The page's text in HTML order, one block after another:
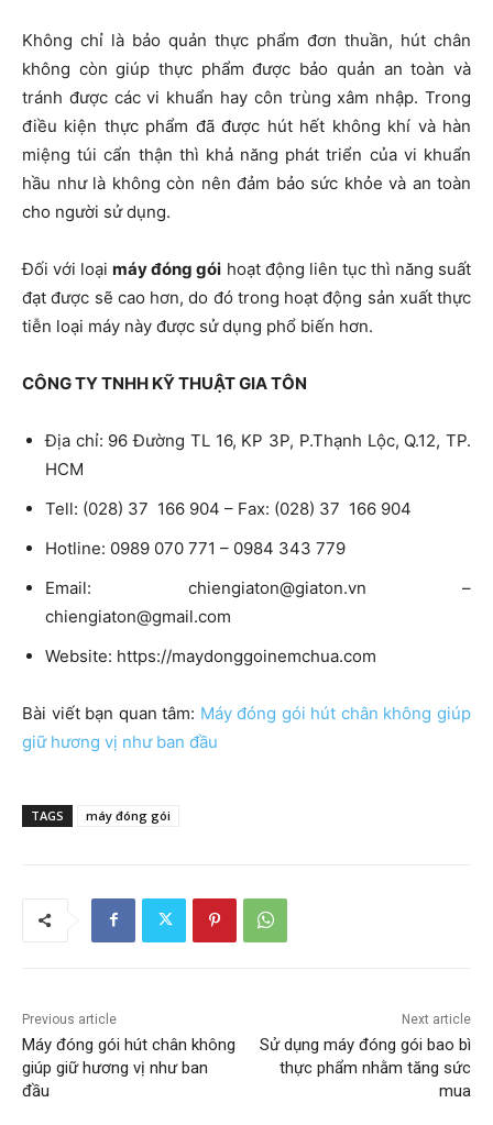
Không chỉ là bảo quản thực phẩm đơn thuần, hút chân
không còn giúp thực phẩm được bảo quản an toàn và
tránh được các vi khuẩn hay côn trùng xâm nhập. Trong
điều kiện thực phẩm đã được hút hết không khí và hàn
miệng túi cẩn thận thì khả năng phát triển của vi khuẩn
hầu như là không còn nên đảm bảo sức khỏe và an toàn
cho người sử dụng.
Đối với loạimáy đóng gói hoạt động liên tục thì năng suất
đạt được sẽ cao hơn, do đó trong hoạt động sản xuất thực
tiễn loại máy này được sử dụng phổ biến hơn.
CÔNG TY TNHH KỸ THUẬT GIA TÔN
Địa chỉ: 96 Đường TL 16, KP 3P, P.Thạnh Lộc, Q.12, TP.
HCM
Tell: (028) 37 166 904 – Fax: (028) 37 166 904
Hotline: 0989 070 771 – 0984 343 779
Email: chiengiaton@giaton.vn –
chiengiaton@gmail.com
Website: https://maydonggoinemchua.com
Bài viết bạn quan tâm: Máy đóng gói hút chân không giúp
giữ hương vị như ban đầu
TAGS máy đóng gói
Previous article
Máy đóng gói hút chân không
giúp giữ hương vị như ban
đầu
Next article
Sử dụng máy đóng gói bao bì
thực phẩm nhằm tăng sức
mua